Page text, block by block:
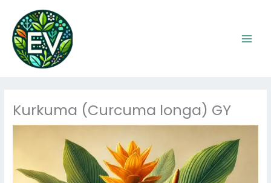
content
Kurkuma (Curcuma longa) GY